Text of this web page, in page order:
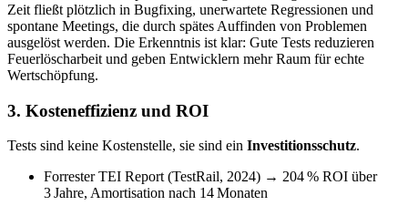
Zeit fließt plötzlich in Bugfixing, unerwartete Regressionen und
spontane Meetings, die durch spätes Auffinden von Problemen
ausgelöst werden. Die Erkenntnis ist klar: Gute Tests reduzieren
Feuerlöscharbeit und geben Entwicklern mehr Raum für echte
Wertschöpfung.
3. Kosteneffizienz und ROI
Tests sind keine Kostenstelle, sie sind ein Investitionsschutz.
Forrester TEI Report (TestRail, 2024) → 204 % ROI über
3 Jahre, Amortisation nach 14 Monaten